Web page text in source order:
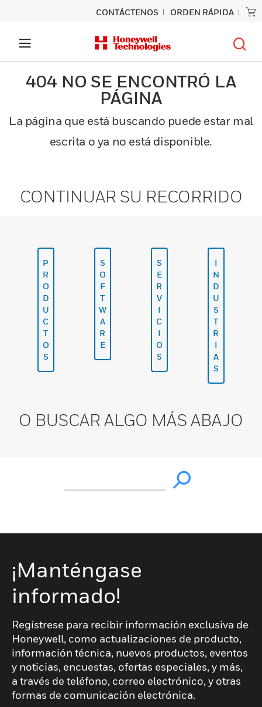
CONTÁCTENOS ORDEN RÁPIDA
404 NO SE ENCONTRÓ LA
PÁGINA
La página que está buscando puede estar mal
escrita o ya no está disponible.
CONTINUAR SU RECORRIDO
P
R
O
D
U
C
T
O
S
S
O
F
T
W
A
R
E
S
E
R
V
I
C
I
O
S
I
N
D
U
S
T
R
I
A
S
O BUSCAR ALGO MÁS ABAJO
¡Manténgase
informado!
Regístrese para recibir información exclusiva de
Honeywell, como actualizaciones de producto,
información técnica, nuevos productos, eventos
y noticias, encuestas, ofertas especiales, y más,
a través de teléfono, correo electrónico, y otras
formas de comunicación electrónica.